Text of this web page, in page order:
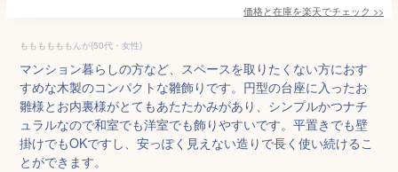
価格と在庫を楽天でチェック >>
ももももももんが(50代・女性)
マンション暮らしの方など、スペースを取りたくない方におす
すめな木製のコンパクトな雛飾りです。円型の台座に入ったお
雛様とお内裏様がとてもあたたかみがあり、シンプルかつナチ
ュラルなので和室でも洋室でも飾りやすいです。平置きでも壁
掛けでもOKですし、安っぽく見えない造りで長く使い続けるこ
とができます。